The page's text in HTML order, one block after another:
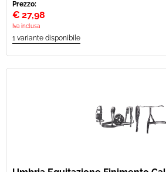
Prezzo:
€ 27,98
Iva inclusa